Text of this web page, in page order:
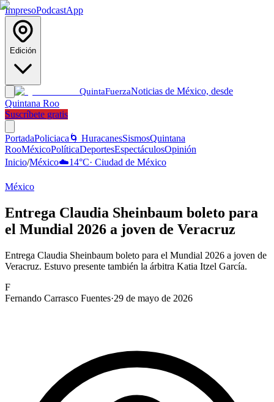
ImpresoPodcastApp
Edición
QuintaFuerzaNoticias de México, desde
Quintana Roo
Suscríbete gratis
PortadaPoliciaca 🌀 HuracanesSismosQuintana
RooMéxicoPolíticaDeportesEspectáculosOpinión
Inicio/México☁️14°C· Ciudad de México
México
Entrega Claudia Sheinbaum boleto para
el Mundial 2026 a joven de Veracruz
Entrega Claudia Sheinbaum boleto para el Mundial 2026 a joven de
Veracruz. Estuvo presente también la árbitra Katia Itzel García.
F
Fernando Carrasco Fuentes·29 de mayo de 2026